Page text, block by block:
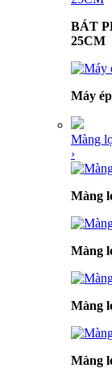
BÁT
25CM
Máy
Màng
›
Màng
Màng
Màng
Màng